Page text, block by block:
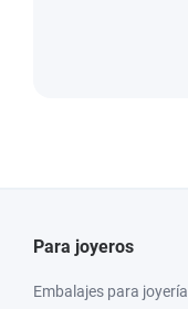
Para joyeros
Embalajes para joyería